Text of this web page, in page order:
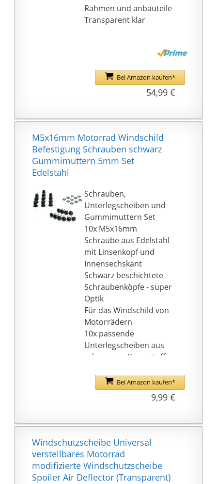
Rahmen und anbauteile
Transparent klar
Bei Amazon kaufen*
54,99 €
M5x16mm Motorrad Windschild
Befestigung Schrauben schwarz
Gummimuttern 5mm Set
Edelstahl
Schrauben,
Unterlegscheiben und
Gummimuttern Set
10x M5x16mm
Schraube aus Edelstahl
mit Linsenkopf und
Innensechskant
Schwarz beschichtete
Schraubenköpfe - super
Optik
Für das Windschild von
Motorrädern
10x passende
Unterlegscheiben aus
schwarzem Kunststoff
Bei Amazon kaufen*
9,99 €
Windschutzscheibe Universal
verstellbares Motorrad
modifizierte Windschutzscheibe
Spoiler Air Deflector (Transparent)